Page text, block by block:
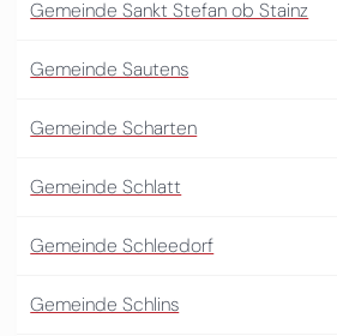
Gemeinde Sankt Stefan ob Stainz
Gemeinde Sautens
Gemeinde Scharten
Gemeinde Schlatt
Gemeinde Schleedorf
Gemeinde Schlins